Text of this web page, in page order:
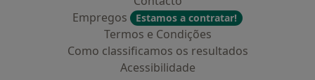
Empregos
Estamos a contratar!
Termos e Condições
Como classificamos os resultados
Acessibilidade